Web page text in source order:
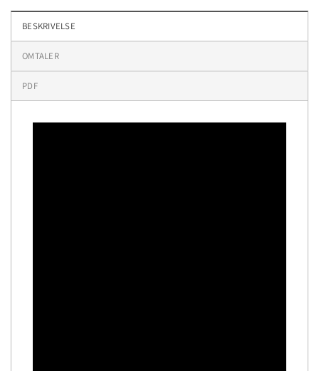
BESKRIVELSE
OMTALER
PDF